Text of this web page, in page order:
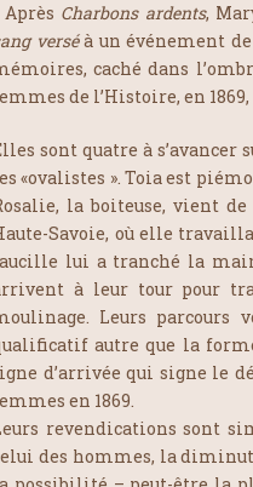
Après Charbons ardents,
verséà un événement
caché dans
de l’Histoire, en
sont quatre à
«ovalistes ». Toia est
la boiteuse, vient
Savoie, où elle
lui a tranché la
à leur tour pour
Leurs parcours
autre que la
d’arrivée qui signe le
en 1869.
revendications sont
des hommes, la